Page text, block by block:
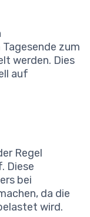
zum
werden. Dies
auf
Regel
Diese
bei
da die
wird.